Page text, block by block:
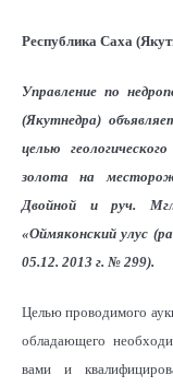
Республика Саха
Управление по
(Якутнедра)
целью
золота на
Двойной и руч.
«Оймяконский улус
05.12. 2013 г. № 299).
Целью проводимого
обладающего
вами и